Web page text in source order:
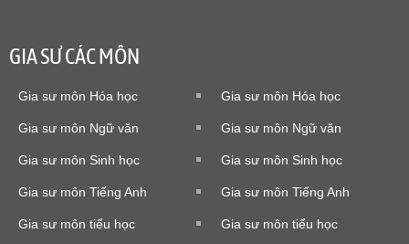
GIA SƯ CÁC MÔN
Gia sư môn Hóa học Gia sư môn Hóa học
Gia sư môn Ngữ văn Gia sư môn Ngữ văn
Gia sư môn Sinh học Gia sư môn Sinh học
Gia sư môn Tiếng Anh Gia sư môn Tiếng Anh
Gia sư môn tiểu học Gia sư môn tiểu học